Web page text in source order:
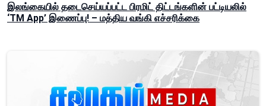
இலங்கையில் தடைசெய்யப்பட்ட பிரமிட் திட்டங்களின் பட்டியலில்
‘TM App’ இணைப்பு! – மத்திய வங்கி எச்சரிக்கை